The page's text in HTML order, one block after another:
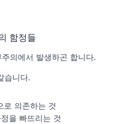
함정들
의에서 발생하곤 합니다.
습니다.
로 의존하는 것
을 빠뜨리는 것